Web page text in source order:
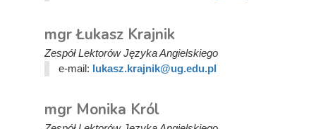
mgr Łukasz Krajnik
Zespół Lektorów Języka Angielskiego
e-mail: lukasz.krajnik@ug.edu.pl
mgr Monika Król